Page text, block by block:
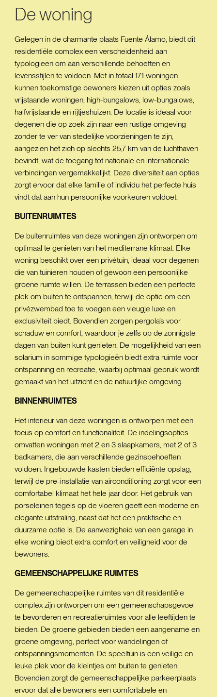
De woning
Gelegen in de charmante plaats Fuente Álamo, biedt dit
residentiële complex een verscheidenheid aan
typologieën om aan verschillende behoeften en
levensstijlen te voldoen. Met in totaal 171 woningen
kunnen toekomstige bewoners kiezen uit opties zoals
vrijstaande woningen, high-bungalows, low-bungalows,
halfvrijstaande en rijtjeshuizen. De locatie is ideaal voor
degenen die op zoek zijn naar een rustige omgeving
zonder te ver van stedelijke voorzieningen te zijn,
aangezien het zich op slechts 25,7 km van de luchthaven
bevindt, wat de toegang tot nationale en internationale
verbindingen vergemakkelijkt. Deze diversiteit aan opties
zorgt ervoor dat elke familie of individu het perfecte huis
vindt dat aan hun persoonlijke voorkeuren voldoet.
BUITENRUIMTES
De buitenruimtes van deze woningen zijn ontworpen om
optimaal te genieten van het mediterrane klimaat. Elke
woning beschikt over een privétuin, ideaal voor degenen
die van tuinieren houden of gewoon een persoonlijke
groene ruimte willen. De terrassen bieden een perfecte
plek om buiten te ontspannen, terwijl de optie om een
privézwembad toe te voegen een vleugje luxe en
exclusiviteit biedt. Bovendien zorgen pergola’s voor
schaduw en comfort, waardoor je zelfs op de zonnigste
dagen van buiten kunt genieten. De mogelijkheid van een
solarium in sommige typologieën biedt extra ruimte voor
ontspanning en recreatie, waarbij optimaal gebruik wordt
gemaakt van het uitzicht en de natuurlijke omgeving.
BINNENRUIMTES
Het interieur van deze woningen is ontworpen met een
focus op comfort en functionaliteit. De indelingsopties
omvatten woningen met 2 en 3 slaapkamers, met 2 of 3
badkamers, die aan verschillende gezinsbehoeften
voldoen. Ingebouwde kasten bieden efficiënte opslag,
terwijl de pre-installatie van airconditioning zorgt voor een
comfortabel klimaat het hele jaar door. Het gebruik van
porseleinen tegels op de vloeren geeft een moderne en
elegante uitstraling, naast dat het een praktische en
duurzame optie is. De aanwezigheid van een garage in
elke woning biedt extra comfort en veiligheid voor de
bewoners.
GEMEENSCHAPPELIJKE RUIMTES
De gemeenschappelijke ruimtes van dit residentiële
complex zijn ontworpen om een gemeenschapsgevoel
te bevorderen en recreatieruimtes voor alle leeftijden te
bieden. De groene gebieden bieden een aangename en
groene omgeving, perfect voor wandelingen of
ontspanningsmomenten. De speeltuin is een veilige en
leuke plek voor de kleintjes om buiten te genieten.
Bovendien zorgt de gemeenschappelijke parkeerplaats
ervoor dat alle bewoners een comfortabele en